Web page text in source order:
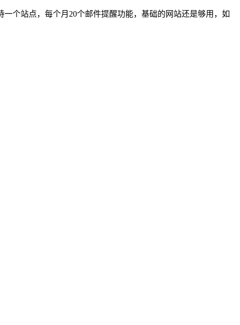
个站点，每个月20个邮件提醒功能，基础的网站还是够用，如